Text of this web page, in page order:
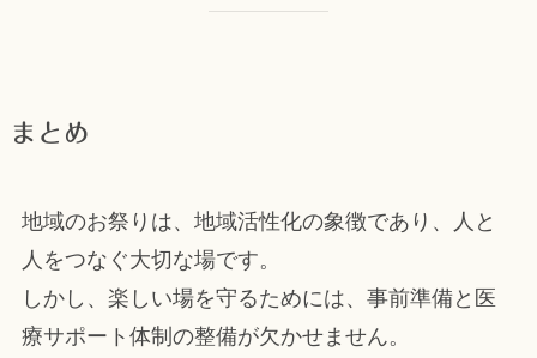
まとめ
地域のお祭りは、地域活性化の象徴であり、人と
人をつなぐ大切な場です。
しかし、楽しい場を守るためには、事前準備と医
療サポート体制の整備が欠かせません。